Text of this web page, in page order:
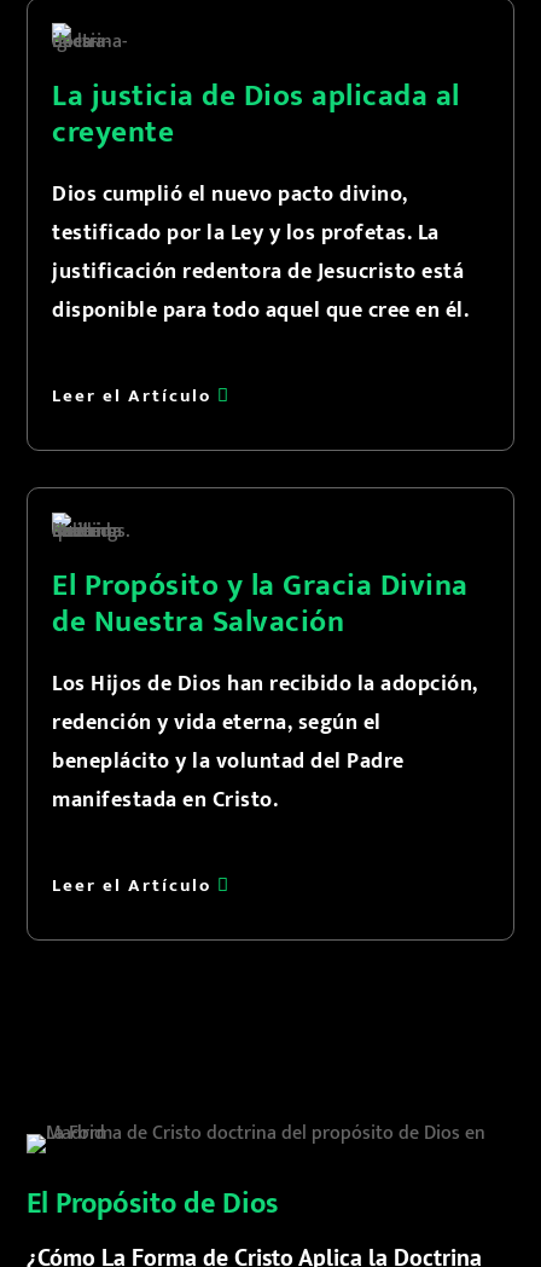
La justicia de Dios aplicada al
creyente
Dios cumplió el nuevo pacto divino,
testificado por la Ley y los profetas. La
justificación redentora de Jesucristo está
disponible para todo aquel que cree en él.
Leer el Artículo
El Propósito y la Gracia Divina
de Nuestra Salvación
Los Hijos de Dios han recibido la adopción,
redención y vida eterna, según el
beneplácito y la voluntad del Padre
manifestada en Cristo.
Leer el Artículo
El Propósito de Dios
¿Cómo La Forma de Cristo Aplica la Doctrina